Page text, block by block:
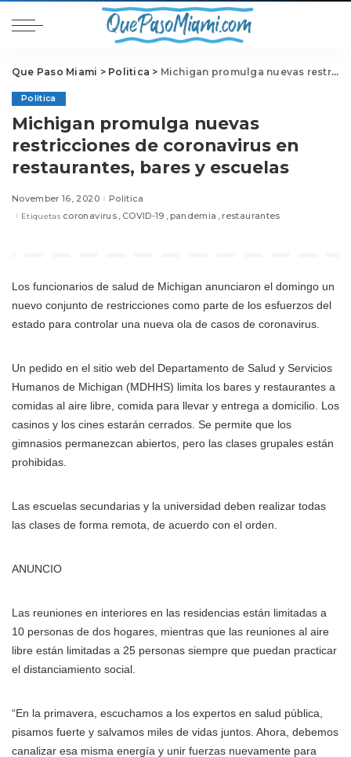
Que Paso Miami > Politica > Michigan promulga nuevas restricciones de coronavirus en restaurantes, bares y escuelas
Politica
Michigan promulga nuevas
restricciones de coronavirus en
restaurantes, bares y escuelas
November 16, 2020 Politica
Etiquetas coronavirus COVID-19 pandemia restaurantes
Los funcionarios de salud de Michigan anunciaron el domingo un
nuevo conjunto de restricciones como parte de los esfuerzos del
estado para controlar una nueva ola de casos de coronavirus.
Un pedido en el sitio web del Departamento de Salud y Servicios
Humanos de Michigan (MDHHS) limita los bares y restaurantes a
comidas al aire libre, comida para llevar y entrega a domicilio. Los
casinos y los cines estarán cerrados. Se permite que los
gimnasios permanezcan abiertos, pero las clases grupales están
prohibidas.
Las escuelas secundarias y la universidad deben realizar todas
las clases de forma remota, de acuerdo con el orden.
ANUNCIO
Las reuniones en interiores en las residencias están limitadas a
10 personas de dos hogares, mientras que las reuniones al aire
libre están limitadas a 25 personas siempre que puedan practicar
el distanciamiento social.
“En la primavera, escuchamos a los expertos en salud pública,
pisamos fuerte y salvamos miles de vidas juntos. Ahora, debemos
canalizar esa misma energía y unir fuerzas nuevamente para